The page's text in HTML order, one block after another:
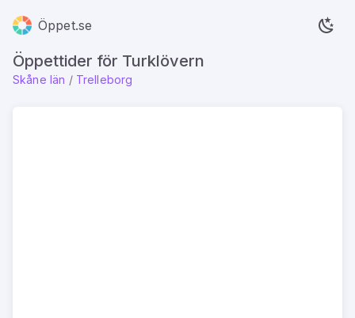
Öppet.se
Öppettider för Turklövern
Skåne län / Trelleborg